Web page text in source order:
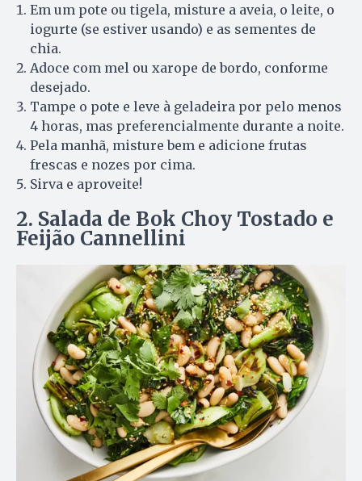
Em um pote ou tigela, misture a aveia, o leite, o
iogurte (se estiver usando) e as sementes de
chia.
Adoce com mel ou xarope de bordo, conforme
desejado.
Tampe o pote e leve à geladeira por pelo menos
4 horas, mas preferencialmente durante a noite.
Pela manhã, misture bem e adicione frutas
frescas e nozes por cima.
Sirva e aproveite!
2. Salada de Bok Choy Tostado e
Feijão Cannellini